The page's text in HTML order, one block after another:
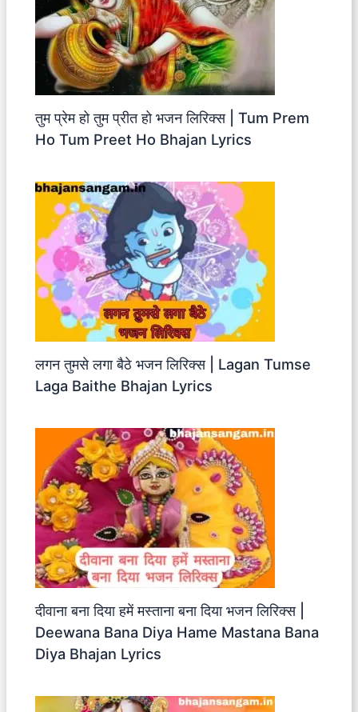
तुम प्रेम हो तुम प्रीत हो भजन लिरिक्स | Tum Prem
Ho Tum Preet Ho Bhajan Lyrics
लगन तुमसे लगा बैठे भजन लिरिक्स | Lagan Tumse
Laga Baithe Bhajan Lyrics
दीवाना बना दिया हमें मस्ताना बना दिया भजन लिरिक्स |
Deewana Bana Diya Hame Mastana Bana
Diya Bhajan Lyrics